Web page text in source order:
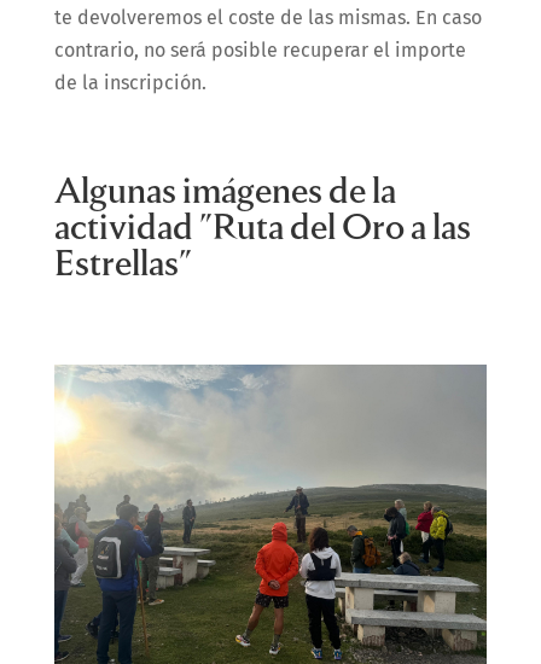
te devolveremos el coste de las mismas. En caso
contrario, no será posible recuperar el importe
de la inscripción.
Algunas imágenes de la
actividad "Ruta del Oro a las
Estrellas"